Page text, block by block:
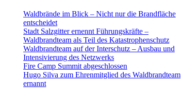
Waldbrände im Blick – Nicht nur die Brandfläche
entscheidet
Stadt Salzgitter ernennt Führungskräfte –
Waldbrandteam als Teil des Katastrophenschutz
Waldbrandteam auf der Interschutz – Ausbau und
Intensivierung des Netzwerks
Fire Camp Summit abgeschlossen
Hugo Silva zum Ehrenmitglied des Waldbrandteam
ernannt